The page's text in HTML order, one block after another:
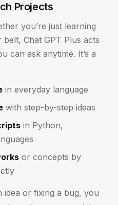
Projects
you’re just learning
Chat GPT Plus acts
can ask anytime. It’s a
in everyday language
with step-by-step ideas
in Python,
or concepts by
idea or fixing a bug, you